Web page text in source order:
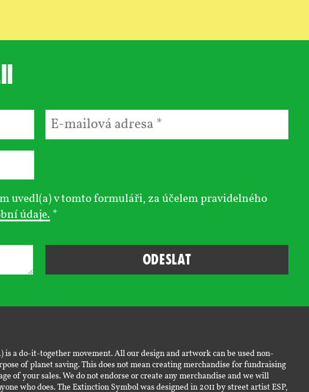
uvedl(a) v tomto formuláři, za účelem pravidelného
údaje. *
is a do-it-together movement. All our design and artwork can be used non-
of planet saving. This does not mean creating merchandise for fundraising
of your sales. We do not endorse or create any merchandise and we will
who does. The Extinction Symbol was designed in 2011 by street artist ESP,